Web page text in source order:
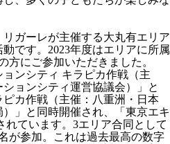
リガーレが主催する大丸有エリア
です。2023年度はエリアに所属
方にご参加いただきました。
ンシティ キラピカ作戦（主
ョンシティ運営協議会）」と
ピカ作戦（主催：八重洲・日本
」と同時開催され、「東京エキ
れています。3エリア合同として
が参加。これは過去最高の数字